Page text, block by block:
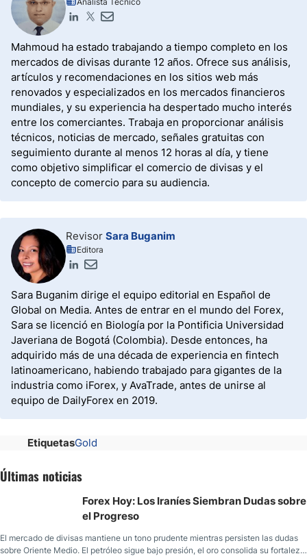
Mahmoud ha estado trabajando a tiempo completo en los
mercados de divisas durante 12 años. Ofrece sus análisis,
artículos y recomendaciones en los sitios web más
renovados y especializados en los mercados financieros
mundiales, y su experiencia ha despertado mucho interés
entre los comerciantes. Trabaja en proporcionar análisis
técnicos, noticias de mercado, señales gratuitas con
seguimiento durante al menos 12 horas al día, y tiene
como objetivo simplificar el comercio de divisas y el
concepto de comercio para su audiencia.
Revisor Sara Buganim
Editora
Sara Buganim dirige el equipo editorial en Español de
Global on Media. Antes de entrar en el mundo del Forex,
Sara se licenció en Biología por la Pontificia Universidad
Javeriana de Bogotá (Colombia). Desde entonces, ha
adquirido más de una década de experiencia en fintech
latinoamericano, habiendo trabajado para gigantes de la
industria como iForex, y AvaTrade, antes de unirse al
equipo de DailyForex en 2019.
EtiquetasGold
Últimas noticias
Forex Hoy: Los Iraníes Siembran Dudas sobre
el Progreso
El mercado de divisas mantiene un tono prudente mientras persisten las dudas
sobre Oriente Medio. El petróleo sigue bajo presión, el oro consolida su fortaleza